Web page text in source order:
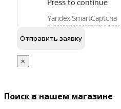
Я согласен наобработку
×
Поиск в нашем магазине